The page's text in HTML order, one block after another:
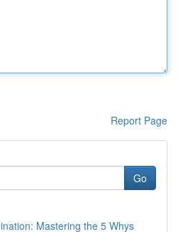
Report Page
Go
Mastering the 5 Whys